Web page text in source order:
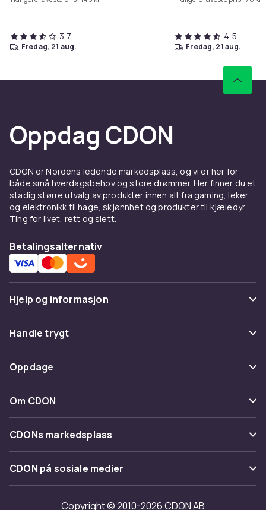
3,7
fredag, 21 aug.
4,5
fredag, 21 aug.
Oppdag CDON
CDON er Nordens ledende markedsplass, og vi er her for
både små hverdagsbehov og store drømmer. Her finner du et
stadig større utvalg av produkter innen alt fra gaming, leker
og elektronikk til hage, skjønnhet og produkter til kjæledyr.
Ting for livet, rett og slett.
Betalingsalternativ
Hjelp og informasjon
Vanlige spørsmål
Spor pakke
Angre & returner her
Kontakt oss
Handle trygt
Betaling
Levering
Tilbakekallinger
Oppdage
Kategorier
Varemerker
Om CDON
Om oss
Kundeanmeldelser
Jobbe på CDON
Investor relations
CDONs markedsplass
Merchant Help Center
CDON på sosiale medier
Copyright © 2010-2026 CDON AB